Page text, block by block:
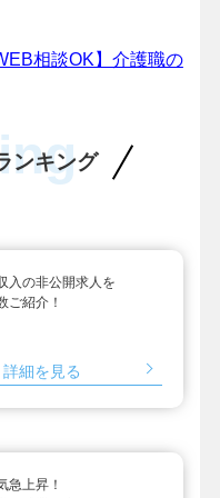
相談OK】介護職の
ンキング
入の非公開求人を
ご紹介！
詳細を見る
急上昇！